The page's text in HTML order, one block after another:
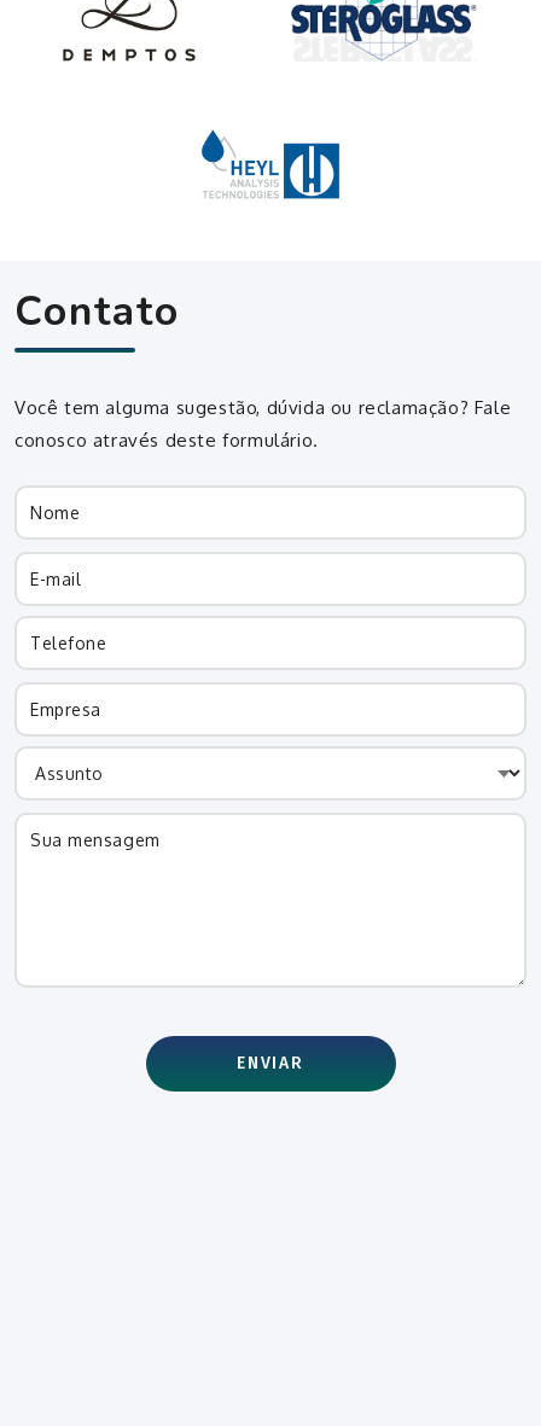
Contato
Você tem alguma sugestão, dúvida ou reclamação? Fale
conosco através deste formulário.
ENVIAR